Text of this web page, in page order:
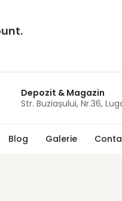
Depozit & Magazin
Str. Buziașului, Nr.36,
Blog Galerie